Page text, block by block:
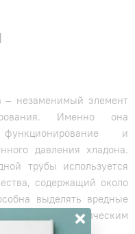
– незаменимый элемент
Именно она
и
давления хладона.
трубы используется
содержащий около
выделять вредные
химическим
×